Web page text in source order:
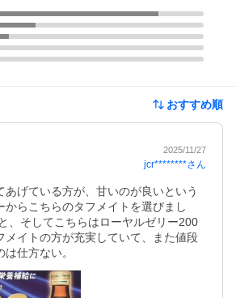
おすすめ順
2025/11/27
jcr********さん
あげている方が、甘いのが良いという
からこちらのタフメイトを選びまし
、そしてこちらはローヤルゼリー200
メイトの方が充実していて、また値段
仕方ない。